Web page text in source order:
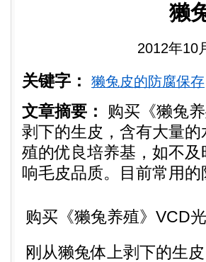
獭
2012年10
关键字： 獭兔皮的防腐保存
文章摘要：
购买《獭兔
剥下的生皮，含有大量
殖的优良培养基，如不
响毛皮品质。目前常用
购买《獭兔养殖》VCD
刚从獭兔体上剥下的生